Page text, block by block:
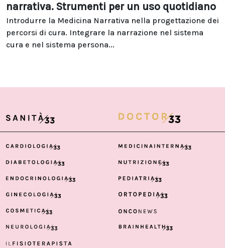
narrativa. Strumenti per un uso quotidiano
Introdurre la Medicina Narrativa nella progettazione dei
percorsi di cura. Integrare la narrazione nel sistema
cura e nel sistema persona...